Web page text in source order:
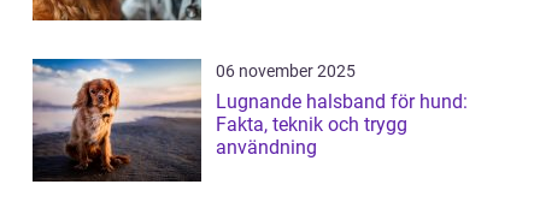
06 november 2025
Lugnande halsband för hund:
Fakta, teknik och trygg
användning